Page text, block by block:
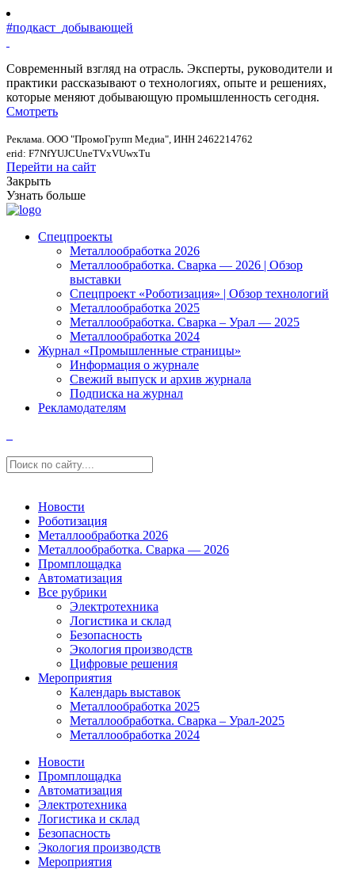
#подкаст_добывающей
Современный взгляд на отрасль. Эксперты, руководители и
практики рассказывают о технологиях, опыте и решениях,
которые меняют добывающую промышленность сегодня.
Смотреть
Реклама. ООО "ПромоГрупп Медиа", ИНН 2462214762
erid: F7NfYUJCUneTVxVUwxTu
Перейти на сайт
Закрыть
Узнать больше
Спецпроекты
Металлообработка 2026
Металлообработка. Сварка — 2026 | Обзор
выставки
Спецпроект «Роботизация» | Обзор технологий
Металлообработка 2025
Металлообработка. Сварка – Урал — 2025
Металлообработка 2024
Журнал «Промышленные страницы»
Информация о журнале
Свежий выпуск и архив журнала
Подписка на журнал
Рекламодателям
Новости
Роботизация
Металлообработка 2026
Металлообработка. Сварка — 2026
Промплощадка
Автоматизация
Все рубрики
Электротехника
Логистика и склад
Безопасность
Экология производств
Цифровые решения
Мероприятия
Календарь выставок
Металлообработка 2025
Металлообработка. Сварка – Урал-2025
Металлообработка 2024
Новости
Промплощадка
Автоматизация
Электротехника
Логистика и склад
Безопасность
Экология производств
Мероприятия